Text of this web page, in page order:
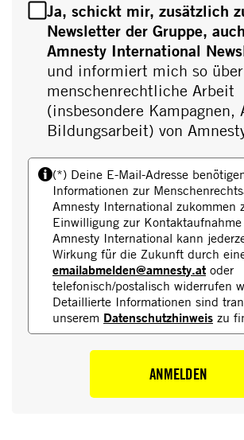
Ja, schickt mir, zusätzlich
Newsletter der Gruppe,
Amnesty International
und informiert mich so
menschenrechtliche Arbeit
(insbesondere Kampagnen,
Bildungsarbeit) von
(*) Deine E-Mail-Adresse
Informationen zur
Amnesty International zukommen
Einwilligung zur
Amnesty International kann
Wirkung für die Zukunft durch
emailabmelden@amnesty.at oder
telefonisch/postalisch widerrufen
Detaillierte Informationen sind
unserem Datenschutzhinweis zu
ANMELDEN